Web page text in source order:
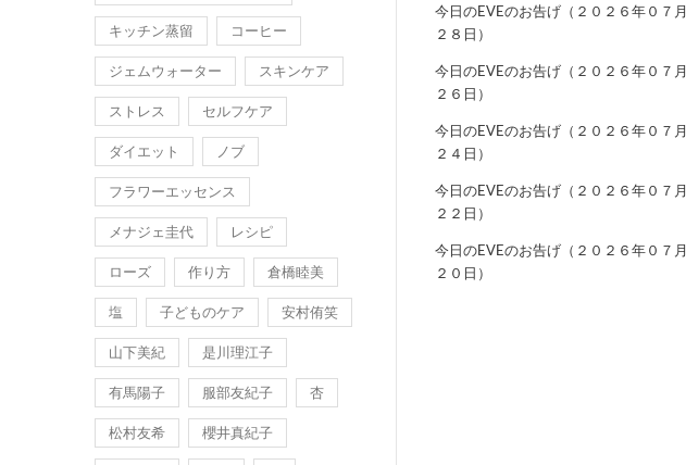
キッチン蒸留 コーヒー
ジェムウォーター スキンケア
ストレス セルフケア
ダイエット ノブ
フラワーエッセンス
メナジェ圭代 レシピ
ローズ 作り方 倉橋睦美
塩 子どものケア 安村侑笑
山下美紀 是川理江子
有馬陽子 服部友紀子 杏
松村友希 櫻井真紀子
今日のEVEのお告げ（２０２６年０７月
２８日）
今日のEVEのお告げ（２０２６年０７月
２６日）
今日のEVEのお告げ（２０２６年０７月
２４日）
今日のEVEのお告げ（２０２６年０７月
２２日）
今日のEVEのお告げ（２０２６年０７月
２０日）